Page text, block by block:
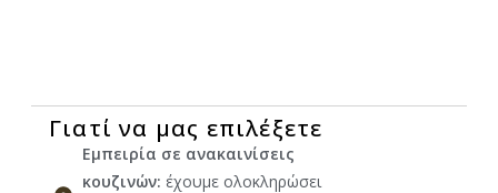
Γιατί να μας επιλέξετε
Εμπειρία σε ανακαινίσεις
κουζινών: έχουμε ολοκληρώσει